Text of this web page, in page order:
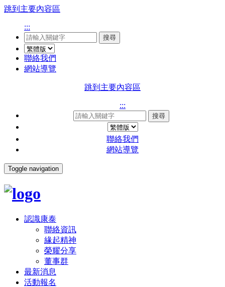
跳到主要內容區
:::
搜尋
聯絡我們
網站導覽
跳到主要內容區
:::
搜尋
聯絡我們
網站導覽
Toggle navigation
認識康泰
聯絡資訊
緣起精神
榮耀分享
董事群
最新消息
活動報名